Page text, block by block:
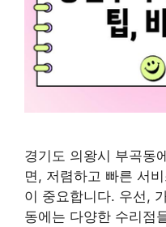
경기도 의왕시 부곡동
면, 저렴하고 빠른 서
이 중요합니다. 우선,
동에는 다양한 수리점